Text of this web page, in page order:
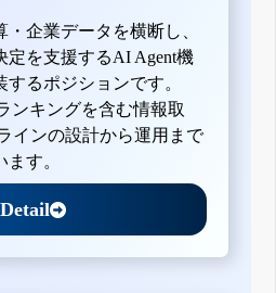
・企業データを横断し、
定を支援するAI Agent機
るポジションです。
ンキングを含む情報取
インの設計から運用まで
す。
Detail